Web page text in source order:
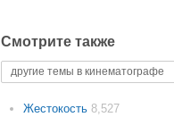
Смотрите также
другие темы в кинематографе
Жестокость 8,527